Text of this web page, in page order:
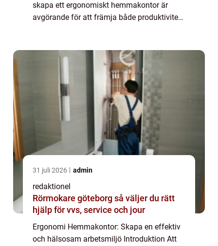
skapa ett ergonomiskt hemmakontor är
avgörande för att främja både produktivitet
31 juli 2026 admin
redaktionel
Rörmokare göteborg så väljer du rätt
hjälp för vvs, service och jour
Ergonomi Hemmakontor: Skapa en effektiv
och hälsosam arbetsmiljö Introduktion Att